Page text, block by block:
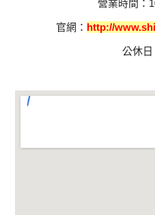
營業時間：
官網： http://
公休